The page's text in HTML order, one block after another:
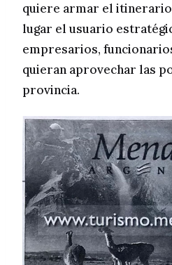
quiere armar el
lugar el usuario
empresarios,
quieran aprovechar las
provincia.